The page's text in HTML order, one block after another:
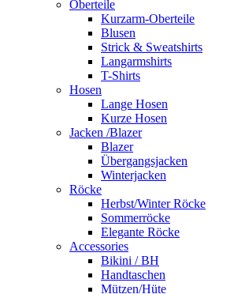
Oberteile
Kurzarm-Oberteile
Blusen
Strick & Sweatshirts
Langarmshirts
T-Shirts
Hosen
Lange Hosen
Kurze Hosen
Jacken /Blazer
Blazer
Übergangsjacken
Winterjacken
Röcke
Herbst/Winter Röcke
Sommerröcke
Elegante Röcke
Accessories
Bikini / BH
Handtaschen
Mützen/Hüte